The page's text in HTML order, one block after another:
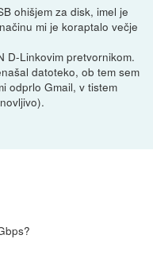
ohišjem za disk, imel je
mi je koraptalo večje
D-Linkovim pretvornikom.
datoteko, ob tem sem
odprlo Gmail, v tistem